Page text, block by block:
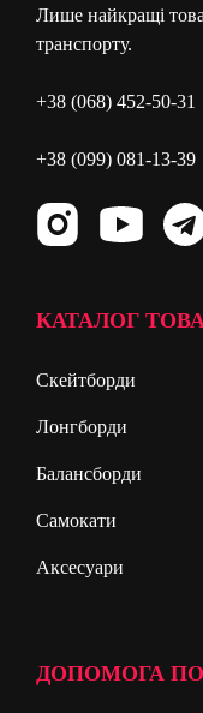
Лише найкращі
транспорту.
+38 (068) 452-50-31
+38 (099) 081-13-39
КАТАЛОГ
Скейтборди
Лонгборди
Балансборди
Самокати
Аксесуари
ДОПОМОГА